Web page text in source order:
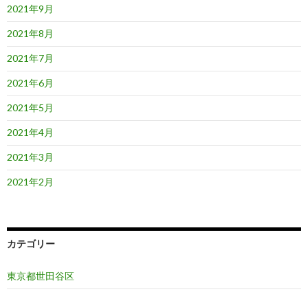
2021年9月
2021年8月
2021年7月
2021年6月
2021年5月
2021年4月
2021年3月
2021年2月
カテゴリー
東京都世田谷区